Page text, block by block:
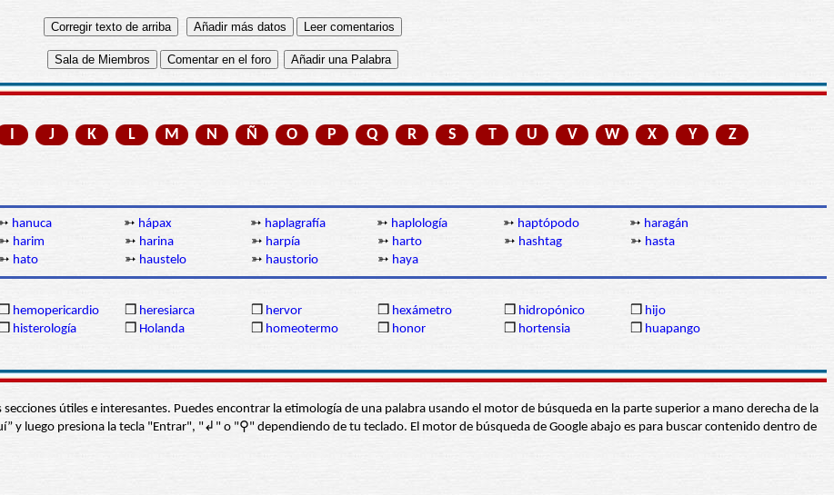
I J K L M N Ñ O P Q R S T U V W X Y Z
hanuca ➳ hápax ➳ haplagrafía ➳ haplología ➳ haptópodo ➳ haragán
➳ harim ➳ harina ➳ harpía ➳ harto ➳ hashtag ➳ hasta
➳ hato ➳ haustelo ➳ haustorio ➳ haya
hemopericardio ❒ heresiarca ❒ hervor ❒ hexámetro ❒ hidropónico ❒ hijo
histerología ❒ Holanda ❒ homeotermo ❒ honor ❒ hortensia ❒ huapango
útiles e interesantes. Puedes encontrar la etimología de una palabra usando el motor de búsqueda en la parte superior a mano derecha de la
y luego presiona la tecla "Entrar", "↲" o "⚲" dependiendo de tu teclado. El motor de búsqueda de Google abajo es para buscar contenido dentro de